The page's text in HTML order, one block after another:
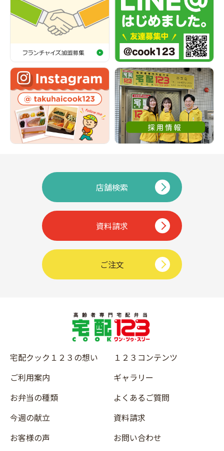
店舗検索
資料請求
ご注文
宅配クック１２３の想い
ご利用案内
お弁当の種類
今週の献立
お客様の声
１２３コンテンツ
ギャラリー
よくあるご質問
資料請求
お問い合わせ